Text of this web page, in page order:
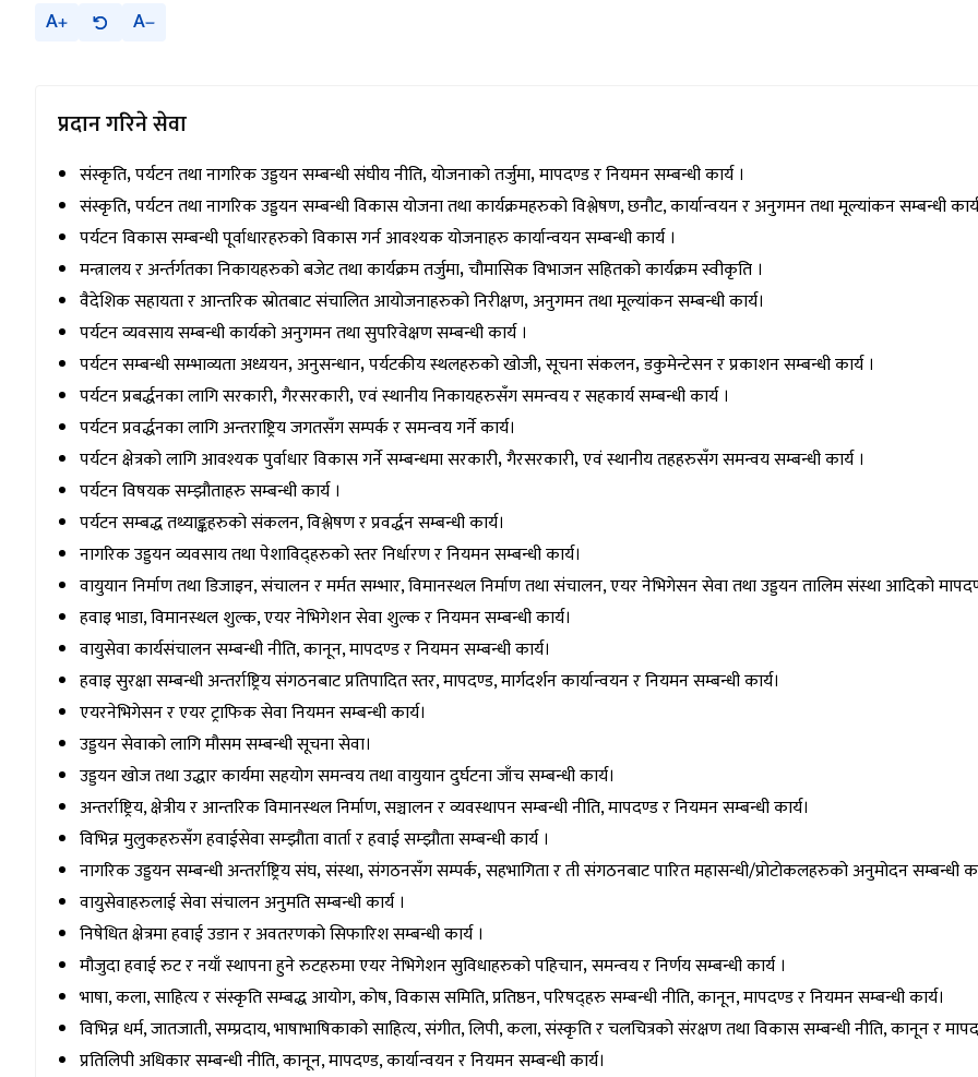
A A
प्रदान गरिने सेवा
संस्कृति,पर्यटन तथा नागरिक उड्डयन सम्बन्धी संघीय नीति,योजनाको तर्जुमा,मापदण्ड र नियमन सम्बन्धी कार्य ।
संस्कृति,पर्यटन तथा नागरिक उड्डयन सम्बन्धी विकास योजना तथा कार्यक्रमहरुको विश्लेषण, छनौट, कार्यान्वयन र अनुगमन तथा मूल्यांकन सम्बन्धी
पर्यटन विकास सम्बन्धी पूर्वाधारहरुको विकास गर्न आवश्यक योजनाहरु कार्यान्वयन सम्बन्धी कार्य ।
मन्त्रालय र अर्न्तर्गतका निकायहरुको बजेट तथा कार्यक्रम तर्जुमा,चौमासिक विभाजन सहितको कार्यक्रम स्वीकृति ।
वैदेशिक सहायता र आन्तरिक स्रोतबाट संचालित आयोजनाहरुको निरीक्षण,अनुगमन तथा मूल्यांकन सम्बन्धी कार्य।
पर्यटन व्यवसाय सम्बन्धी कार्यको अनुगमन तथा सुपरिवेक्षण सम्बन्धी कार्य ।
पर्यटन सम्बन्धी सम्भाव्यता अध्ययन,अनुसन्धान,पर्यटकीय स्थलहरुको खोजी,सूचना संकलन,डकुमेन्टेसन र प्रकाशन सम्बन्धी कार्य ।
पर्यटन प्रबर्द्धनका लागि सरकारी,गैरसरकारी,एवं स्थानीय निकायहरुसँग समन्वय र सहकार्य सम्बन्धी कार्य ।
पर्यटन प्रवर्द्धनका लागि अन्तराष्ट्रिय जगतसँग सम्पर्क र समन्वय गर्ने कार्य।
पर्यटन क्षेत्रको लागि आवश्यक पुर्वाधार विकास गर्ने सम्बन्धमा सरकारी,गैरसरकारी,एवं स्थानीय तहहरुसँग समन्वय सम्बन्धी कार्य ।
पर्यटन विषयक सम्झौताहरु सम्बन्धी कार्य ।
पर्यटन सम्बद्ध तथ्याङ्कहरुको संकलन, विश्लेषण र प्रवर्द्धन सम्बन्धी कार्य।
नागरिक उड्डयन व्यवसाय तथा पेशाविद्हरुको स्तर निर्धारण र नियमन सम्बन्धी कार्य।
वायुयान निर्माण तथा डिजाइन, संचालन र मर्मत सम्भार, विमानस्थल निर्माण तथा संचालन, एयर नेभिगेसन सेवा तथा उड्डयन तालिम संस्था आदिको
हवाइ भाडा, विमानस्थल शुल्क, एयर नेभिगेशन सेवा शुल्क र नियमन सम्बन्धी कार्य।
वायुसेवा कार्यसंचालन सम्बन्धी नीति, कानून, मापदण्ड र नियमन सम्बन्धी कार्य।
हवाइ सुरक्षा सम्बन्धी अन्तर्राष्ट्रिय संगठनबाट प्रतिपादित स्तर, मापदण्ड, मार्गदर्शन कार्यान्वयन र नियमन सम्बन्धी कार्य।
एयरनेभिगेसन र एयर ट्राफिक सेवा नियमन सम्बन्धी कार्य।
उड्डयन सेवाको लागि मौसम सम्बन्धी सूचना सेवा।
उड्डयन खोज तथा उद्धार कार्यमा सहयोग समन्वय तथा वायुयान दुर्घटना जाँच सम्बन्धी कार्य।
अन्तर्राष्ट्रिय, क्षेत्रीय र आन्तरिक विमानस्थल निर्माण, सञ्चालन र व्यवस्थापन सम्बन्धी नीति, मापदण्ड र नियमन सम्बन्धी कार्य।
विभिन्न मुलुकहरुसँग हवाईसेवा सम्झौता वार्ता र हवाई सम्झौता सम्बन्धी कार्य ।
नागरिक उड्डयन सम्बन्धी अन्तर्राष्ट्रिय संघ,संस्था,संगठनसँग सम्पर्क,सहभागिता र ती संगठनबाट पारित महासन्धी/प्रोटोकलहरुको अनुमोदन सम्बन्धी
वायुसेवाहरुलाई सेवा संचालन अनुमति सम्बन्धी कार्य ।
निषेधित क्षेत्रमा हवाई उडान र अवतरणको सिफारिश सम्बन्धी कार्य ।
मौजुदा हवाई रुट र नयाँ स्थापना हुने रुटहरुमा एयर नेभिगेशन सुविधाहरुको पहिचान,समन्वय र निर्णय सम्बन्धी कार्य ।
भाषा, कला, साहित्य र संस्कृति सम्बद्ध आयोग, कोष, विकास समिति, प्रतिष्ठन, परिषद्हरु सम्बन्धी नीति, कानून, मापदण्ड र नियमन सम्बन्धी कार्य।
विभिन्न धर्म, जातजाती, सम्प्रदाय, भाषाभाषिकाको साहित्य, संगीत, लिपी, कला, संस्कृति र चलचित्रको संरक्षण तथा विकास सम्बन्धी नीति, कानून र
प्रतिलिपी अधिकार सम्बन्धी नीति, कानून, मापदण्ड, कार्यान्वयन र नियमन सम्बन्धी कार्य।